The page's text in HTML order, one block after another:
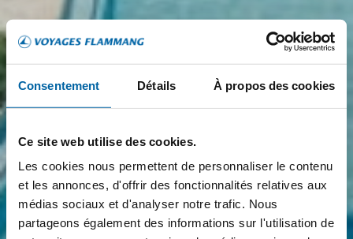
Consentement Détails À propos des cookies
Ce site web utilise des cookies.
Les cookies nous permettent de personnaliser le contenu
et les annonces, d'offrir des fonctionnalités relatives aux
médias sociaux et d'analyser notre trafic. Nous
partageons également des informations sur l'utilisation de